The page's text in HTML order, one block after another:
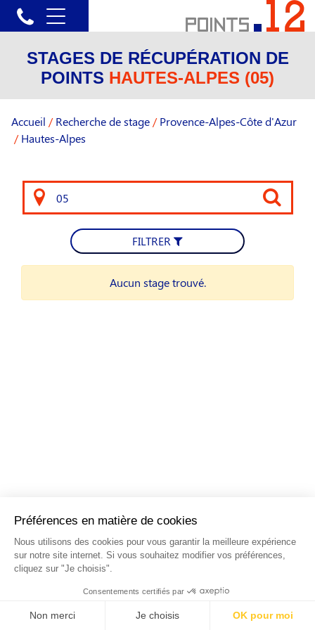
STAGES DE RÉCUPÉRATION DE
POINTS HAUTES-ALPES (05)
Accueil / Recherche de stage / Provence-Alpes-Côte d'Azur
/ Hautes-Alpes
FILTRER
Aucun stage trouvé.